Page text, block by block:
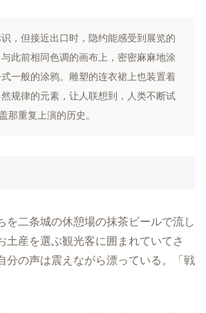
，但接近出口时，隐约能感受到展览的
此前相同色调的画布上，密密麻麻地涂
一般的涂鸦。雕塑的连衣裙上也装置着
规律的元素，让人联想到，人类不断试
那重复上演的历史。
二条城の休憩場の抹茶ビールで流し
土産を選ぶ観光客に囲まれていてさ
分の声は震えながら漂っている。「戦